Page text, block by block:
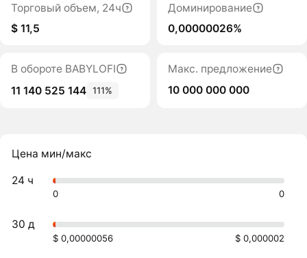
Торговый объем, 24ч
$ 11,5
Доминирование
0,00000026%
В обороте BABYLOFI
11 140 525 144 111%
Макс. предложение
10 000 000 000
Цена мин/макс
24 ч
0 0
30 д
$ 0,00000056 $ 0,000002